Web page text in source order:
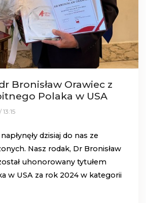
Bronisław Orawiec z
Polaka w USA
dzisiaj do nas ze
Nasz rodak, Dr Bronisław
uhonorowany tytułem
w USA za rok 2024 w kategorii